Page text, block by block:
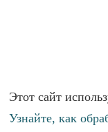
Этот сайт
Узнайте, как